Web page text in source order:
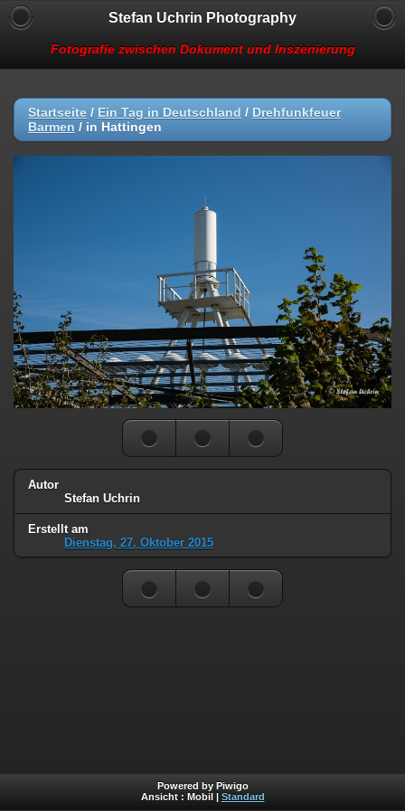
Stefan Uchrin Photography
Fotografie zwischen Dokument und Inszenierung
Startseite / Ein Tag in Deutschland / Drehfunkfeuer
Barmen / in Hattingen
Autor
Stefan Uchrin
Erstellt am
Dienstag, 27. Oktober 2015
Powered by Piwigo
Ansicht : Mobil Standard